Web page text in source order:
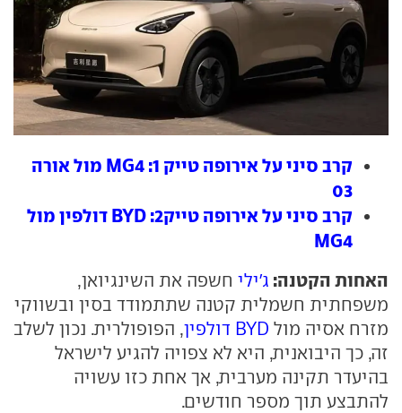
קרב סיני על אירופה טייק 1: MG4 מול אורה
03
קרב סיני על אירופה טייק2: BYD דולפין מול
MG4
האחות הקטנה: ג'ילי חשפה את השינגיואן,
משפחתית חשמלית קטנה שתתמודד בסין ובשווקי
מזרח אסיה מול BYD דולפין
, הפופולרית. נכון לשלב
זה, כך היבואנית, היא לא צפויה להגיע לישראל
בהיעדר תקינה מערבית, אך אחת כזו עשויה
להתבצע תוך מספר חודשים.